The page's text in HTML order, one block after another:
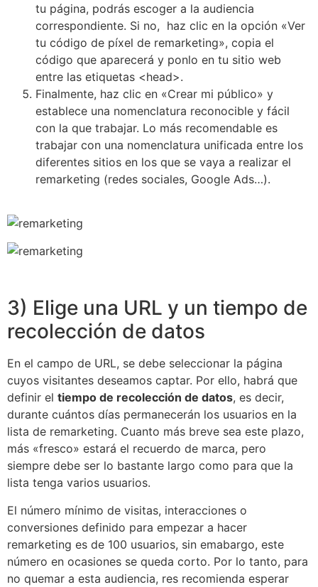
tu página, podrás escoger a la audiencia
correspondiente. Si no, haz clic en la opción «Ver
tu código de píxel de remarketing», copia el
código que aparecerá y ponlo en tu sitio web
entre las etiquetas <head>.
Finalmente, haz clic en «Crear mi público» y
establece una nomenclatura reconocible y fácil
con la que trabajar. Lo más recomendable es
trabajar con una nomenclatura unificada entre los
diferentes sitios en los que se vaya a realizar el
remarketing (redes sociales, Google Ads…).
3) Elige una URL y un tiempo de
recolección de datos
En el campo de URL, se debe seleccionar la página
cuyos visitantes deseamos captar. Por ello, habrá que
definir el tiempo de recolección de datos, es decir,
durante cuántos días permanecerán los usuarios en la
lista de remarketing. Cuanto más breve sea este plazo,
más «fresco» estará el recuerdo de marca, pero
siempre debe ser lo bastante largo como para que la
lista tenga varios usuarios.
El número mínimo de visitas, interacciones o
conversiones definido para empezar a hacer
remarketing es de 100 usuarios, sin emabargo, este
número en ocasiones se queda corto. Por lo tanto, para
no quemar a esta audiencia, res recomienda esperar